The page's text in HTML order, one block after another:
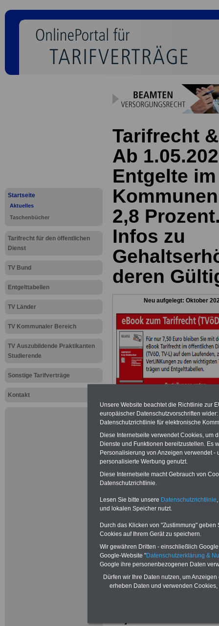
Startseite
Aktuelles
Taschenbücher
Tarifrecht für den öffentlichen
Dienst
TV Bund
Entgelttabellen
TV Länder
TV Kommunaler Bereich
TV Auszubildende Praktikanten
Studierende
Sonstige Tarifverträge
Kontakt
Tarifrecht
Ab
Entgelte
2,8
Infos zu
deren
Neu aufgelegt: Oktober
Zur Übersicht
Tarifkräfte bei
Gemeinden
Ab
Entgelte
Unsere Website beachtet die Richtlinie zur
europäischer Datenschutzvorschriften
Datenschutzrichtlinie für elektronische
Diese Internetseite verwendet Cookies, um
Dienste und Funktionen bereitzustellen. Es
Personalisierung von Anzeigen verwendet
personalisierte Werbung genutzt.
Diese Internetseite macht Gebrauch von
Datenschutzrichtlinie.
Lesen Sie bitte unsere Datenschutzrichtlinie
und lokalen Speicher nutzt.
Durch das Klicken von "Zustimmung"
Cookies auf Ihrem Gerät zu speichern.
Wir gewähren Dritten - einschließlich
Google-Website "Datenschutzerklärung &
Google ihre personenbezogenen Daten
Dürfen wir Ihre Daten nutzen, um
erheben Daten und verwenden